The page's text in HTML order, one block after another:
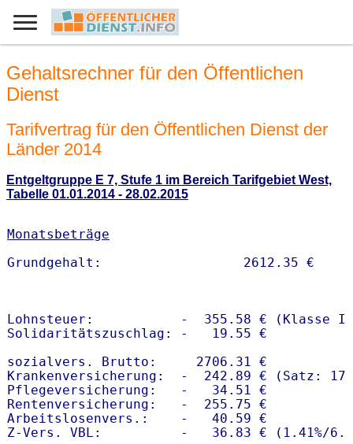
Gehaltsrechner für den Öffentlichen
Dienst
Tarifvertrag für den Öffentlichen Dienst der
Länder 2014
Entgeltgruppe E 7, Stufe 1 im Bereich Tarifgebiet West,
Tabelle 01.01.2014 - 28.02.2015
Monatsbeträge
Lohnsteuer:           -  355.58 € (Klasse I)
Solidaritätszuschlag: -   19.55 €
sozialvers. Brutto:     2706.31 €
Krankenversicherung:  -  242.89 € (Satz:
Pflegeversicherung:   -   34.51 €
Rentenversicherung:   -  255.75 €
Arbeitslosenvers.:    -   40.59 €
Z-Vers. VBL:          -   36.83 € ( 1.41%/